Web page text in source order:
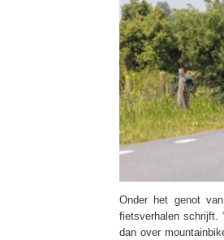
Onder het genot
fietsverhalen schrijft.
dan over